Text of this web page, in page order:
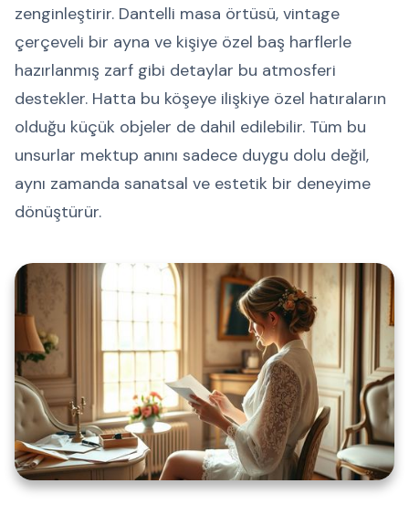
zenginleştirir. Dantelli masa örtüsü, vintage
çerçeveli bir ayna ve kişiye özel baş harflerle
hazırlanmış zarf gibi detaylar bu atmosferi
destekler. Hatta bu köşeye ilişkiye özel hatıraların
olduğu küçük objeler de dahil edilebilir. Tüm bu
unsurlar mektup anını sadece duygu dolu değil,
aynı zamanda sanatsal ve estetik bir deneyime
dönüştürür.